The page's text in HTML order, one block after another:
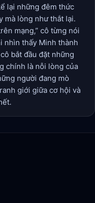
lại những đêm thức
mà lòng như thắt lại.
mạng,” cô từng nói
nhìn thấy Minh thành
bắt đầu đặt những
chính là nỗi lòng của
người đang mò
giới giữa cơ hội và